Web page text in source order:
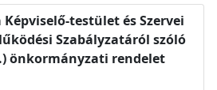
Képviselő-testület és Szervei
Szabályzatáról szóló
önkormányzati rendelet